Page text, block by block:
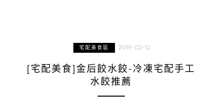
宅配美食區 2019-02-12
[宅配美食]金后餃水餃-冷凍宅配手工
水餃推薦